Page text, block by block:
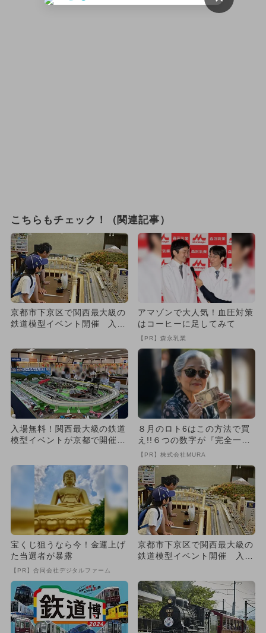
こちらもチェック！（関連記事）
京都市下京区で関西最大級の
鉄道模型イベント開催 入場
アマゾンで大人気！血圧対策
はコーヒーに足してみて
【PR】森永乳業
入場無料！関西最大級の鉄道
模型イベントが京都で開催決
８月のロト6はこの方法で買
え!!６つの数字が『完全一
致』する方法
【PR】株式会社MURA
宝くじ狙うなら今！金運上げ
た当選者が暴露
【PR】合同会社デジタルファーム
京都市下京区で関西最大級の
鉄道模型イベント開催 入場